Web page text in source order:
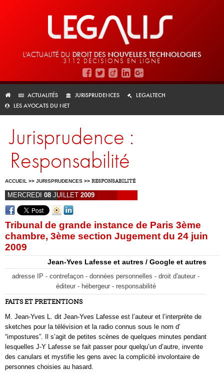
L'ACTUALITÉ DU DROIT DES NOUVELLES TECHNOLOGIES
3112 DÉCISIONS EN LIGNE
ACTUALITÉS JURISPRUDENCES
LEGALTECH
LES AVOCATS DU NET
Jurisprudence :
Responsabilité
ACCUEIL >> JURISPRUDENCES >> RESPONSABILITÉ
MERCREDI 08 JUILLET 2009
Tribunal de grande instance de Paris 3ème
chambre, 3ème section Jugement du 24 juin
2009
Jean-Yves Lafesse et autres / Google et autres
adresse IP - contrefaçon - données personnelles - droit d'auteur -
éditeur - hébergeur - responsabilité
FAITS ET PRETENTIONS
M. Jean-Yves L. dit Jean-Yves Lafesse est l’auteur et l’interprète de
sketches pour la télévision et la radio connus sous le nom d’
“impostures”. Il s’agit de petites scènes de quelques minutes pendant
lesquelles J-Y Lafesse se fait passer pour quelqu’un d’autre, invente
des canulars et mystifie les gens avec la complicité involontaire de
personnes choisies au hasard.